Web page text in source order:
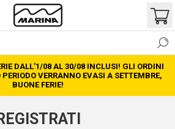
DALL’1/08 AL 30/08 INCLUSI! GLI ORDINI
VERRANNO EVASI A SETTEMBRE,
BUONE FERIE!